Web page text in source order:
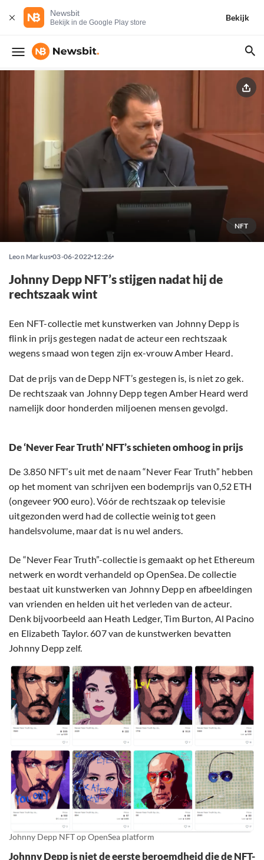
Newsbit
Bekijk in de Google Play store
Bekijk
NFT
Leon Markus 03-06-2022 12:26
Johnny Depp NFT’s stijgen nadat hij de
rechtszaak wint
Een NFT-collectie met kunstwerken van Johnny Depp is
flink in prijs gestegen nadat de acteur een rechtszaak
wegens smaad won tegen zijn ex-vrouw Amber Heard.
Dat de prijs van de Depp NFT’s gestegen is, is niet zo gek.
De rechtszaak van Johnny Depp tegen Amber Heard werd
namelijk door honderden miljoenen mensen gevolgd.
De ‘Never Fear Truth’ NFT’s schieten omhoog in prijs
De 3.850 NFT’s uit met de naam “Never Fear Truth” hebben
op het moment van schrijven een bodemprijs van 0,52 ETH
(ongeveer 900 euro). Vóór de rechtszaak op televisie
uitgezonden werd had de collectie weinig tot geen
handelsvolume, maar dat is nu wel anders.
De “Never Fear Truth”-collectie is gemaakt op het Ethereum
netwerk en wordt verhandeld op OpenSea. De collectie
bestaat uit kunstwerken van Johnny Depp en afbeeldingen
van vrienden en helden uit het verleden van de acteur.
Denk bijvoorbeeld aan Heath Ledger, Tim Burton, Al Pacino
en Elizabeth Taylor. 607 van de kunstwerken bevatten
Johnny Depp zelf.
Johnny Depp NFT op OpenSea platform
Johnny Depp is niet de eerste beroemdheid die de NFT-